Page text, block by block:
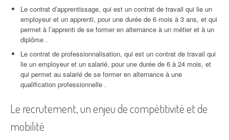
Le contrat d’apprentissage, qui est un contrat de travail qui lie un
employeur et un apprenti, pour une durée de 6 mois à 3 ans, et qui
permet à l’apprenti de se former en alternance à un métier et à un
diplôme .
Le contrat de professionnalisation, qui est un contrat de travail qui
lie un employeur et un salarié, pour une durée de 6 à 24 mois, et
qui permet au salarié de se former en alternance à une
qualification professionnelle .
Le recrutement, un enjeu de compétitivité et de
mobilité